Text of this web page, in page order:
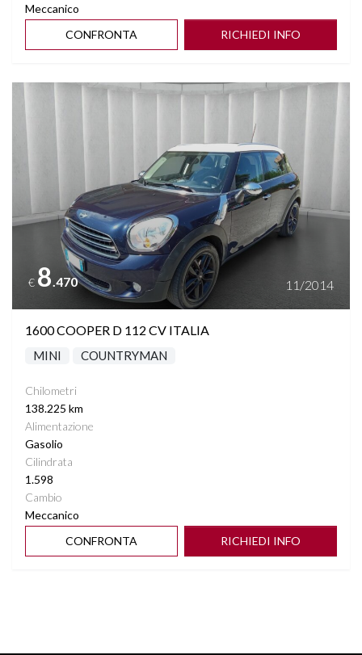
Meccanico
CONFRONTA
RICHIEDI INFO
Vedi dettagli
€ 8.470 11/2014
1600 COOPER D 112 CV ITALIA
MINI COUNTRYMAN
Chilometri
138.225 km
Alimentazione
Gasolio
Cilindrata
1.598
Cambio
Meccanico
CONFRONTA
RICHIEDI INFO